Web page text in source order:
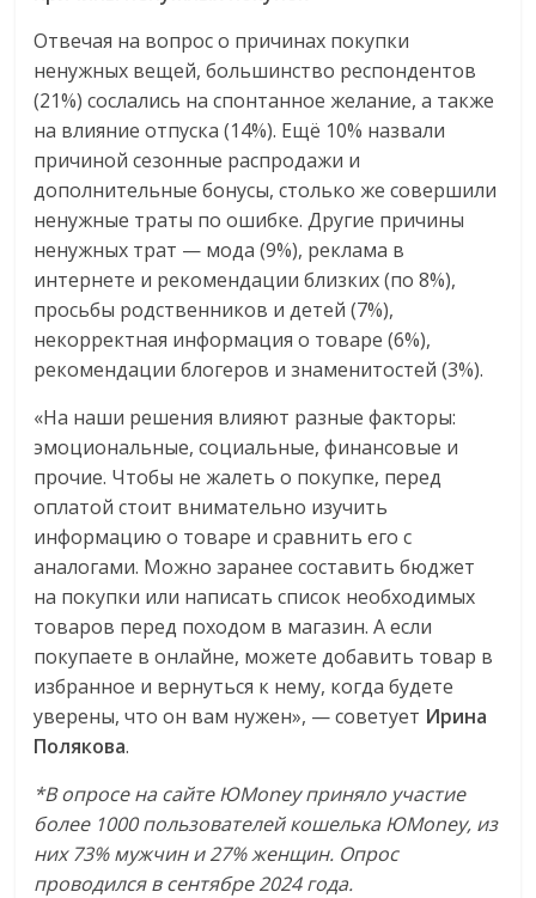
Отвечая на вопрос о причинах покупки
ненужных вещей, большинство респондентов
(21%) сослались на спонтанное желание, а также
на влияние отпуска (14%). Ещё 10% назвали
причиной сезонные распродажи и
дополнительные бонусы, столько же совершили
ненужные траты по ошибке. Другие причины
ненужных трат — мода (9%), реклама в
интернете и рекомендации близких (по 8%),
просьбы родственников и детей (7%),
некорректная информация о товаре (6%),
рекомендации блогеров и знаменитостей (3%).
«На наши решения влияют разные факторы:
эмоциональные, социальные, финансовые и
прочие. Чтобы не жалеть о покупке, перед
оплатой стоит внимательно изучить
информацию о товаре и сравнить его с
аналогами. Можно заранее составить бюджет
на покупки или написать список необходимых
товаров перед походом в магазин. А если
покупаете в онлайне, можете добавить товар в
избранное и вернуться к нему, когда будете
уверены, что он вам нужен», — советует Ирина
Полякова.
*В опросе на сайте ЮMoney приняло участие
более 1000 пользователей кошелька ЮMoney, из
них 73% мужчин и 27% женщин. Опрос
проводился в сентябре 2024 года.